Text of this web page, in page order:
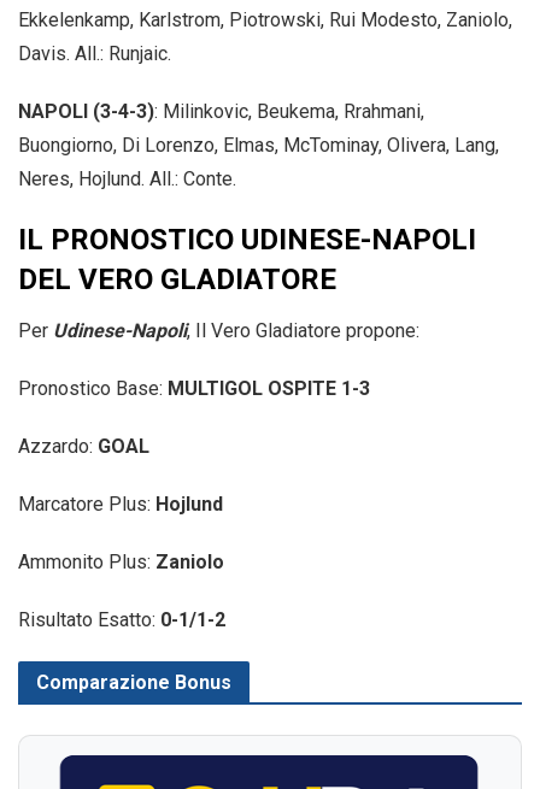
Ekkelenkamp, Karlstrom, Piotrowski, Rui Modesto, Zaniolo,
Davis. All.: Runjaic.
NAPOLI (3-4-3): Milinkovic, Beukema, Rrahmani,
Buongiorno, Di Lorenzo, Elmas, McTominay, Olivera, Lang,
Neres, Hojlund. All.: Conte.
IL PRONOSTICO UDINESE-NAPOLI
DEL VERO GLADIATORE
Per Udinese-Napoli, Il Vero Gladiatore propone:
Pronostico Base: MULTIGOL OSPITE 1-3
Azzardo: GOAL
Marcatore Plus: Hojlund
Ammonito Plus: Zaniolo
Risultato Esatto: 0-1/1-2
Comparazione Bonus